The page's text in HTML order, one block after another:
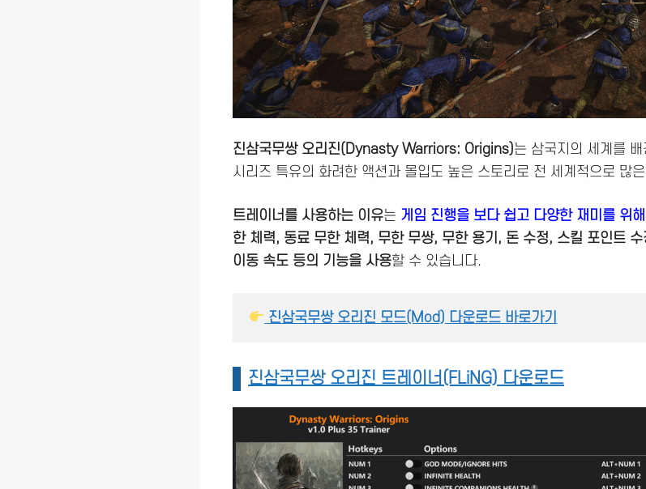
진삼국무쌍 오리진(Dynasty Warriors: Origins)는 삼국지의 세계를
시리즈 특유의 화려한 액션과 몰입도 높은 스토리로 전 세계적으로 많
트레이너를 사용하는 이유는 게임 진행을 보다 쉽고 다양한 재미를 위해
한 체력, 동료 무한 체력, 무한 무쌍, 무한 용기, 돈 수정, 스킬 포인트
이동 속도 등의 기능을 사용할 수 있습니다.
진삼국무쌍 오리진 모드(Mod) 다운로드 바로가기
진삼국무쌍 오리진 트레이너(FLiNG) 다운로드